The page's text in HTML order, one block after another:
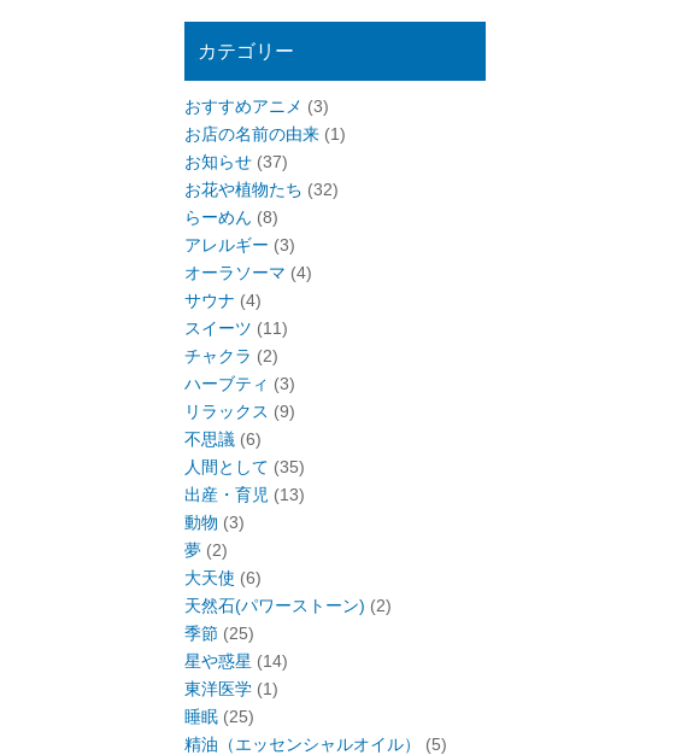
カテゴリー
おすすめアニメ (3)
お店の名前の由来 (1)
お知らせ (37)
お花や植物たち (32)
らーめん (8)
アレルギー (3)
オーラソーマ (4)
サウナ (4)
スイーツ (11)
チャクラ (2)
ハーブティ (3)
リラックス (9)
不思議 (6)
人間として (35)
出産・育児 (13)
動物 (3)
夢 (2)
大天使 (6)
天然石(パワーストーン) (2)
季節 (25)
星や惑星 (14)
東洋医学 (1)
睡眠 (25)
精油（エッセンシャルオイル）
(5)